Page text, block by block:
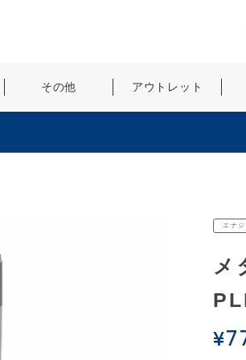
その他 アウトレット
エナ
メ
¥